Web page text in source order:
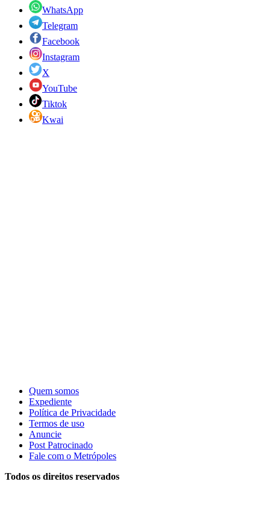
WhatsApp
Telegram
Facebook
Instagram
X
YouTube
Tiktok
Kwai
Quem somos
Expediente
Política de Privacidade
Termos de uso
Anuncie
Post Patrocinado
Fale com o Metrópoles
Todos os direitos reservados